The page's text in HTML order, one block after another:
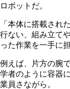
ロボットだ。
「本体に搭載され
行ない、組み立て
った作業を一手に
例えば、片方の腕
学者のように容器
業員さながら。